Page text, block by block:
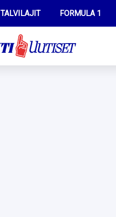
TALVILAJIT FORMULA 1